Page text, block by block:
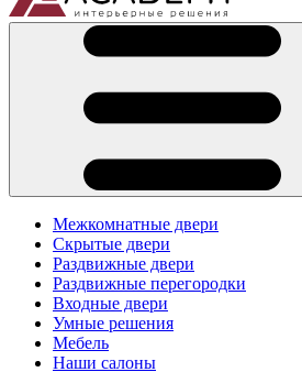
Межкомнатные двери
Скрытые двери
Раздвижные двери
Раздвижные перегородки
Входные двери
Умные решения
Мебель
Наши салоны